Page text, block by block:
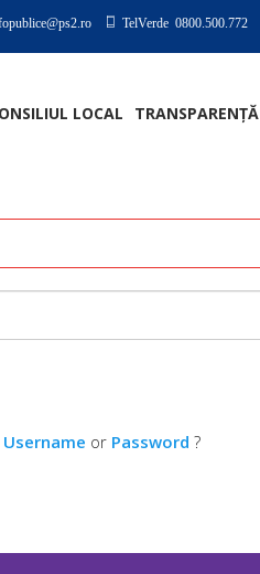
TelVerde 0800.500.772
LOCAL TRANSPARENȚĂ
Username or Password ?